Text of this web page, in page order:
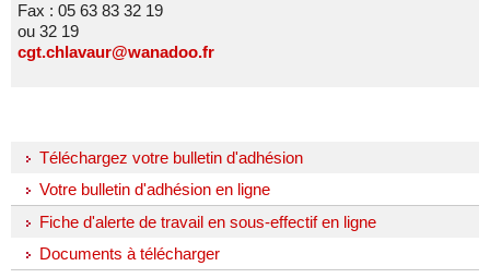
Fax : 05 63 83 32 19
ou 32 19
cgt.chlavaur@wanadoo.fr
Téléchargez votre bulletin d'adhésion
Votre bulletin d'adhésion en ligne
Fiche d'alerte de travail en sous-effectif en ligne
Documents à télécharger